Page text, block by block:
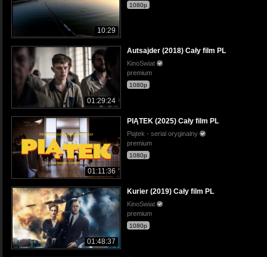
10:29
1080p
01:29:24
Autsajder (2018) Cały film PL
KinoSwiat
premium
1080p
01:11:36
PIĄTEK (2025) Cały film PL
Piątek - serial oryginalny
premium
1080p
01:48:37
Kurier (2019) Cały film PL
KinoSwiat
premium
1080p